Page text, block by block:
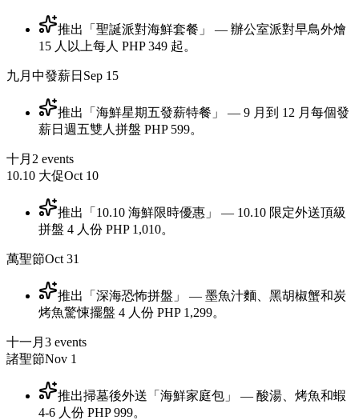
推出「聖誕派對海鮮套餐」 — 辦公室派對早鳥外燴
15 人以上每人 PHP 349 起。
九月中發薪日 Sep 15
推出「海鮮星期五發薪特餐」 — 9 月到 12 月每個發
薪日週五雙人拼盤 PHP 599。
十月 2 events
10.10 大促Oct 10
推出「10.10 海鮮限時優惠」 — 10.10 限定外送頂級
拼盤 4 人份 PHP 1,010。
萬聖節Oct 31
推出「深海恐怖拼盤」 — 墨魚汁麵、黑胡椒蟹和炭
烤魚驚悚擺盤 4 人份 PHP 1,299。
十一月 3 events
諸聖節Nov 1
推出掃墓後外送「海鮮家庭包」 — 酸湯、烤魚和蝦
4-6 人份 PHP 999。